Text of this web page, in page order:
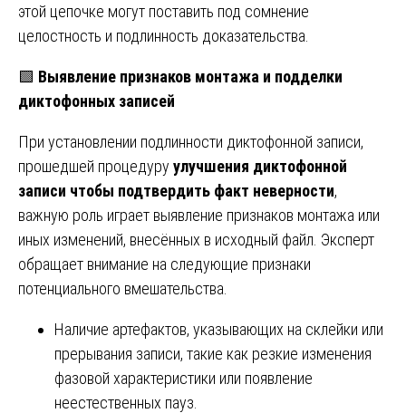
этой цепочке могут поставить под сомнение
целостность и подлинность доказательства.
🟩 Выявление признаков монтажа и подделки
диктофонных записей
При установлении подлинности диктофонной записи,
прошедшей процедуру улучшения диктофонной
записи чтобы подтвердить факт неверности,
важную роль играет выявление признаков монтажа или
иных изменений, внесённых в исходный файл. Эксперт
обращает внимание на следующие признаки
потенциального вмешательства.
Наличие артефактов, указывающих на склейки или
прерывания записи, такие как резкие изменения
фазовой характеристики или появление
неестественных пауз.